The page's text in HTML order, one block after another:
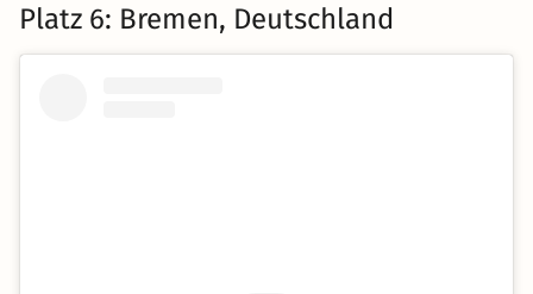
Platz 6: Bremen, Deutschland